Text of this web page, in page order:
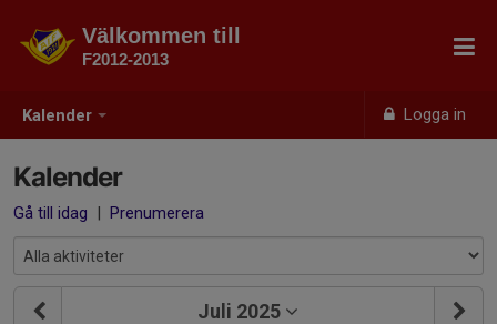
Kalender Logga in
Välkommen till
F2012-2013
Kalender
Gå till idag | Prenumerera
Juli 2025